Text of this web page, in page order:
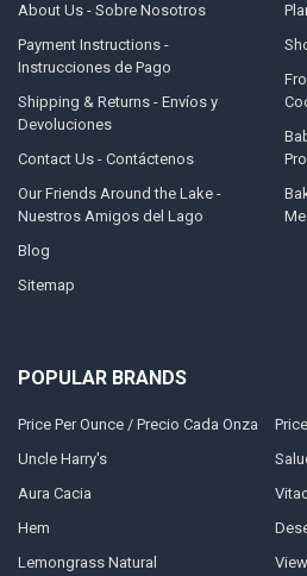
About Us - Sobre Nosotros
Payment Instructions -
Instrucciones de Pago
Shipping & Returns - Envíos y
Devoluciones
Contact Us - Contáctenos
Our Friends Around the Lake -
Nuestros Amigos del Lago
Blog
Sitemap
POPULAR BRANDS
Price Per Ounce / Precio Cada Onza
Uncle Harry's
Aura Cacia
Hem
Lemongrass Natural
View